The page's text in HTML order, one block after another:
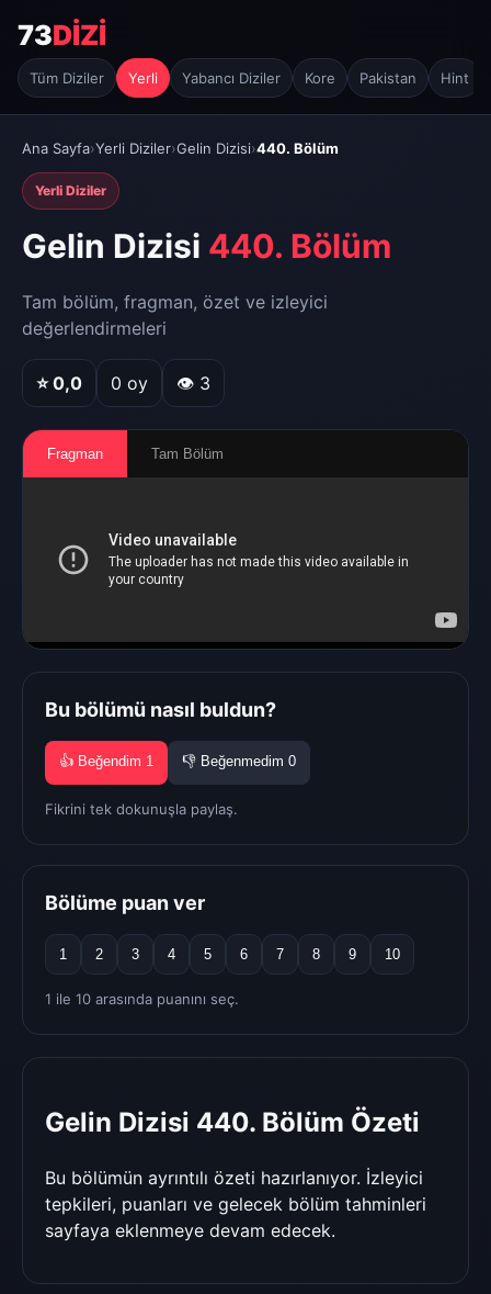
73DİZİ
Tüm Diziler Yerli Yabancı Diziler Kore Pakistan Hint
Ana Sayfa›Yerli Diziler›Gelin Dizisi›440. Bölüm
Yerli Diziler
Gelin Dizisi 440. Bölüm
Tam bölüm, fragman, özet ve izleyici
değerlendirmeleri
⭐0,0 0 oy 👁 3
Fragman Tam Bölüm
Bu bölümü nasıl buldun?
👍 Beğendim 1 👎 Beğenmedim 0
Fikrini tek dokunuşla paylaş.
Bölüme puan ver
1 2 3 4 5 6 7 8 9 10
1 ile 10 arasında puanını seç.
Gelin Dizisi 440. Bölüm Özeti
Bu bölümün ayrıntılı özeti hazırlanıyor. İzleyici
tepkileri, puanları ve gelecek bölüm tahminleri
sayfaya eklenmeye devam edecek.